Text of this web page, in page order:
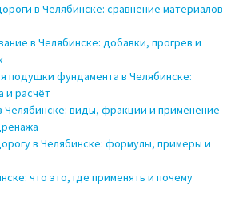
в Челябинске: сравнение материалов
в Челябинске: добавки, прогрев и
подушки фундамента в Челябинске:
и расчёт
Челябинске: виды, фракции и применение
в Челябинске: формулы, примеры и
что это, где применять и почему